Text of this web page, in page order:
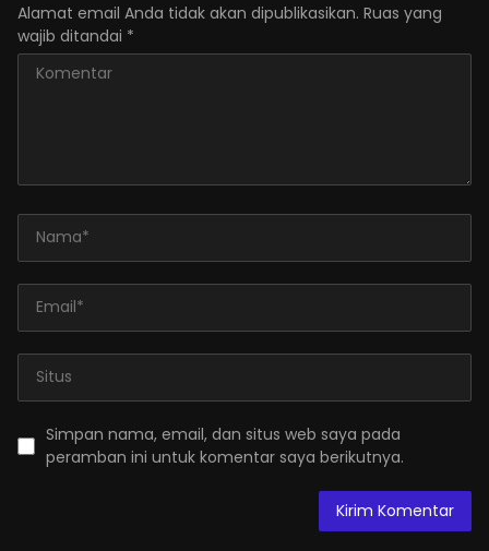
Alamat email Anda tidak akan dipublikasikan. Ruas yang
wajib ditandai *
Simpan nama, email, dan situs web saya pada
peramban ini untuk komentar saya berikutnya.